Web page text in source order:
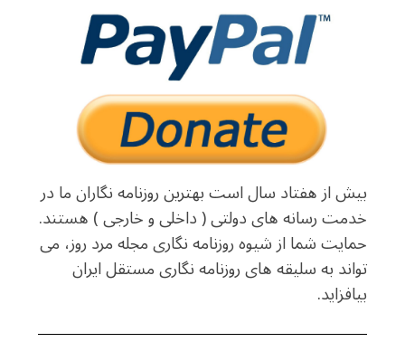
بیش از هفتاد سال است بهترین روزنامه نگاران ما در
خدمت رسانه های دولتی ( داخلی و خارجی ) هستند.
حمایت شما از شیوه روزنامه نگاری مجله مرد روز، می
تواند به سلیقه های روزنامه نگاری مستقل ایران
بیافزاید.